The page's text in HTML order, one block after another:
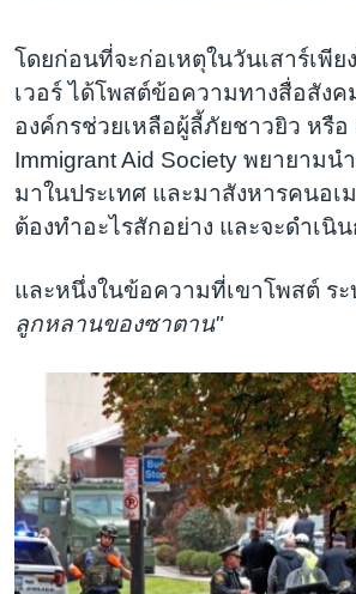
โดยก่อนที่จะก่อเหตุในวันเสาร์เพี
เวอร์ ได้โพสต์ข้อความทางสื่อสัง
องค์กรช่วยเหลือผู้ลี้ภัยชาวยิว หรือ
Immigrant Aid Society พยายามน
มาในประเทศ และมาสังหารคนอเ
ต้องทำอะไรสักอย่าง และจะดำเนิ
และหนึ่งในข้อความที่เขาโพสต์ ระ
ลูกหลานของซาตาน"